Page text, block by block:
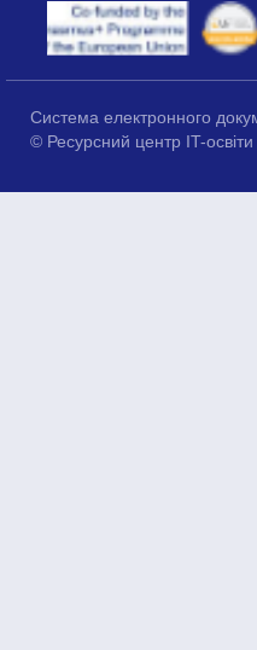
Система електронного
© Ресурсний центр IT-